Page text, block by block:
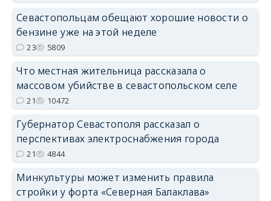
Севастопольцам обещают хорошие новости о
бензине уже на этой неделе
23 5809
Что местная жительница рассказала о
массовом убийстве в севастопольском селе
21 10472
Губернатор Севастополя рассказал о
перспективах электроснабжения города
21 4844
Минкультуры может изменить правила
стройки у форта «Северная Балаклава»